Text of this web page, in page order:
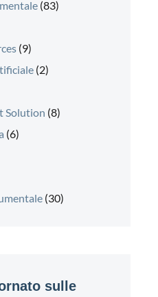
(83)
(9)
(2)
Solution (8)
(6)
(30)
sulle